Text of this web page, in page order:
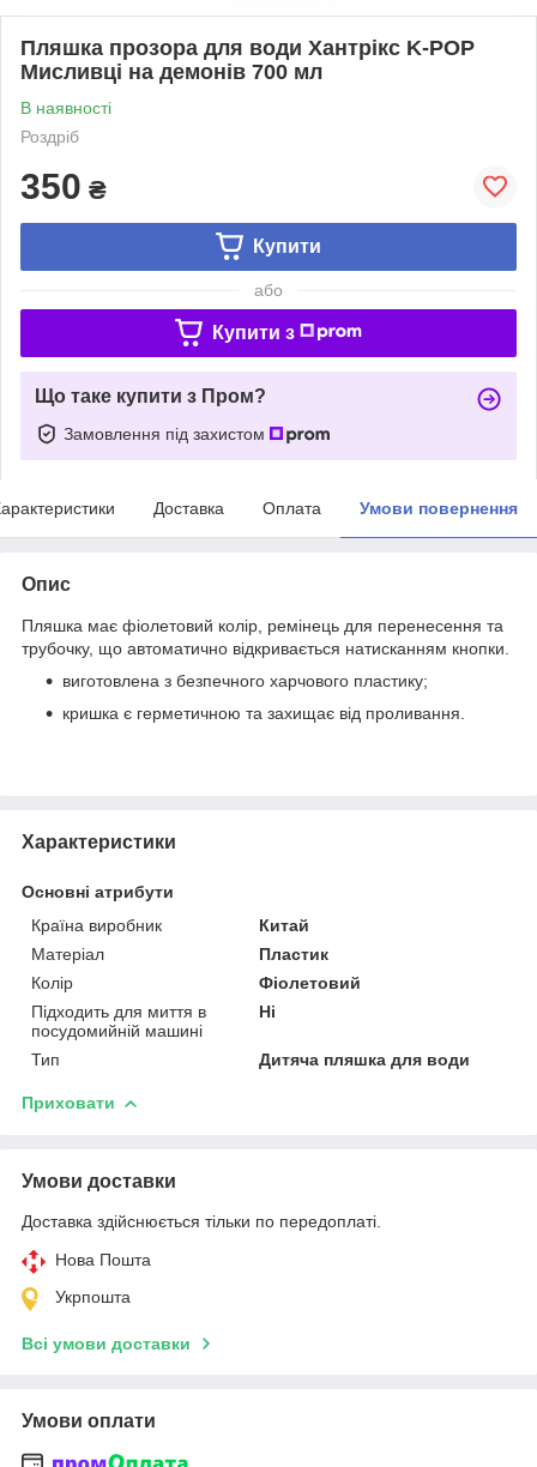
Пляшка прозора для води Хантрікс K-POP
Мисливці на демонів 700 мл
В наявності
Роздріб
350 ₴
Купити
або
Купити з
Що таке купити з Пром?
Замовлення під захистом
Доставка Оплата Умови повернення
Опис
Пляшка має фіолетовий колір, ремінець для перенесення та
трубочку, що автоматично відкривається натисканням кнопки.
виготовлена з безпечного харчового пластику;
кришка є герметичною та захищає від проливання.
Характеристики
Основні атрибути
Країна виробник
Китай
Матеріал
Пластик
Колір
Фіолетовий
Підходить для миття в
посудомийній машині
Ні
Тип Дитяча пляшка для води
Приховати
Умови доставки
Доставка здійснюється тільки по передоплаті.
Нова Пошта
Укрпошта
Всі умови доставки
Умови оплати